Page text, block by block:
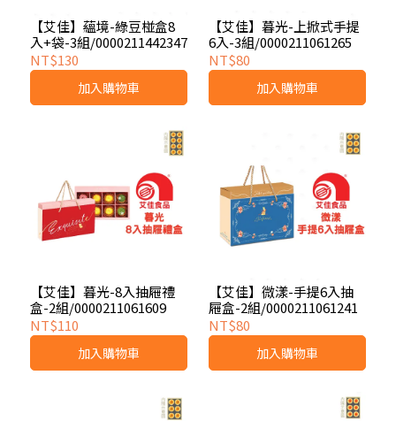
【艾佳】蘊境-綠豆椪盒8
入+袋-3組/0000211442347
NT$130
加入購物車
【艾佳】暮光-上掀式手提
6入-3組/0000211061265
NT$80
加入購物車
【艾佳】暮光-8入抽屜禮
盒-2組/0000211061609
NT$110
加入購物車
【艾佳】微漾-手提6入抽
屜盒-2組/0000211061241
NT$80
加入購物車